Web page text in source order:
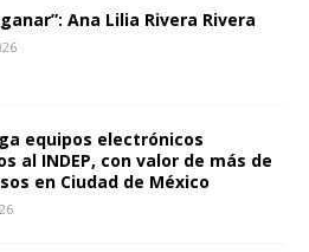
Ana Lilia Rivera Rivera
equipos electrónicos
al INDEP, con valor de más de
en Ciudad de México